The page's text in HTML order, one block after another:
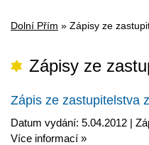
Dolní Přím » Zápisy ze
Zápisy ze
Zápis ze zastupitelstva
Datum vydání: 5.04.2012 |
Více informací »